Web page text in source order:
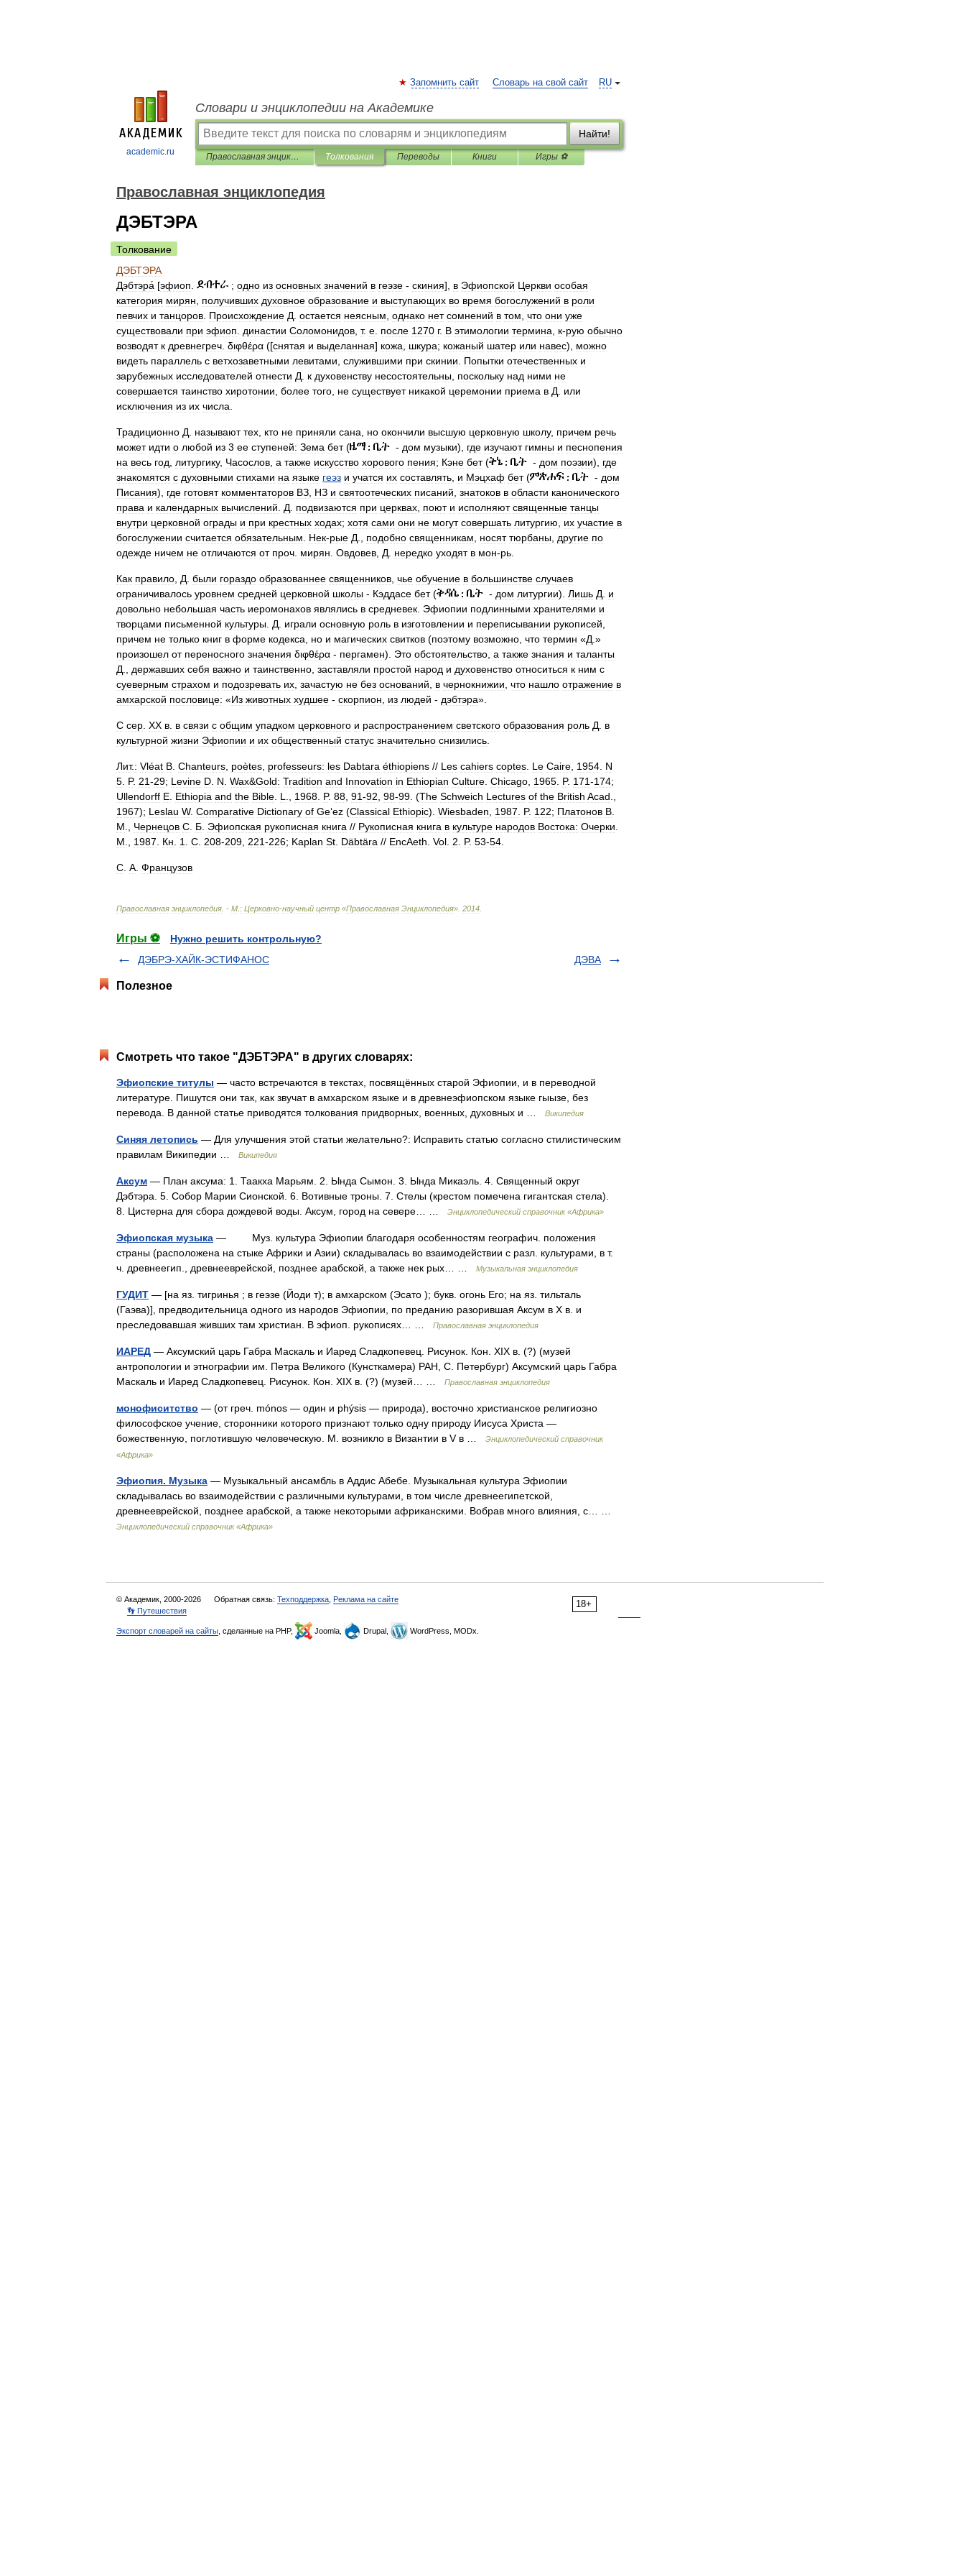
academic.ru
RU
Запомнить сайт Словарь на свой сайт
Словари и энциклопедии на Академике
Найти!
Православная энциклопедия Толкования Переводы Книги Игры ⚽
Православная энциклопедия
ДЭБТЭРА
Толкование
ДЭБТЭРА
Дэбтэра́ [эфиоп ; одно из основных значений в геэзе - скиния], в Эфиопской Церкви особая
категория мирян получивших духовное образование и выступающих во время богослужений в роли
певчих и танцоров Происхождение Д остается неясным однако нет сомнений в том что они уже
существовали при эфиоп династии Соломонидов т. е после 1270 г. В этимологии термина к-рую обычно
возводят к древнегреч διφθέρα ([снятая и выделанная] кожа шкура; кожаный шатер или навес), можно
видеть параллель с ветхозаветными левитами служившими при скинии Попытки отечественных и
зарубежных исследователей отнести Д к духовенству несостоятельны поскольку над ними не
совершается таинство хиротонии более того не существует никакой церемонии приема в Д или
исключения из их числа
Традиционно Д называют тех кто не приняли сана но окончили высшую церковную школу, причем речь
может идти о любой из 3 ее ступеней: Зема бет( - дом музыки), где изучают гимны и песнопения
на весь год литургику, Часослов а также искусство хорового пения; Кэне бет( - дом поэзии), где
знакомятся с духовными стихами на языке геэз и учатся их составлять и Мэцхаф бет( - дом
Писания), где готовят комментаторов ВЗ НЗ и святоотеческих писаний знатоков в области канонического
права и календарных вычислений Д подвизаются при церквах поют и исполняют священные танцы
внутри церковной ограды и при крестных ходах; хотя сами они не могут совершать литургию их участие в
богослужении считается обязательным Нек-рые Д подобно священникам носят тюрбаны другие по
одежде ничем не отличаются от проч мирян Овдовев Д нередко уходят в мон-рь
Как правило Д были гораздо образованнее священников чье обучение в большинстве случаев
ограничивалось уровнем средней церковной школы - Кэддасе бет( - дом литургии). Лишь Д и
довольно небольшая часть иеромонахов являлись в средневек Эфиопии подлинными хранителями и
творцами письменной культуры Д играли основную роль в изготовлении и переписывании рукописей
причем не только книг в форме кодекса но и магических свитков (поэтому возможно что термин «Д .»
произошел от переносного значения διφθέρα - пергамен). Это обстоятельство а также знания и таланты
Д
державших себя важно и таинственно заставляли простой народ и духовенство относиться к ним с
суеверным страхом и подозревать их зачастую не без оснований в чернокнижии что нашло отражение в
амхарской пословице: «Из животных худшее - скорпион из людей - дэбтэра».
С сер XX в в связи с общим упадком церковного и распространением светского образования роль Д в
культурной жизни Эфиопии и их общественный статус значительно снизились
Лит.: Vléat B Chanteurs poètes professeurs: les Dabtara éthiopiens // Les cahiers coptes Le Caire 1954 N
5 P. 21-29; Levine D N Wax&Gold: Tradition and Innovation in Ethiopian Culture Chicago 1965 P. 171-174;
Ullendorff E Ethiopia and the Bible L 1968 P. 88 91-92 98-99 . (The Schweich Lectures of the British Acad
1967); Leslau W. Comparative Dictionary of Ge‘ez (Classical Ethiopic). Wiesbaden 1987 P. 122; Платонов В
М
Чернецов С Б Эфиопская рукописная книга // Рукописная книга в культуре народов Востока: Очерки
М
1987 Кн 1 С 208-209 221-226; Kaplan St Däbtära // EncAeth Vol 2 P. 53-54
С А Французов
Православная энциклопедия . - М : Церковно-научный центр «Православная Энциклопедия» 2014
Игры ⚽
Нужно решить контрольную?
ДЭБРЭ-ХАЙК-ЭСТИФАНОС
ДЭВА
Полезное
Смотреть что такое "ДЭБТЭРА" в других словарях:
Эфиопские титулы — часто встречаются в текстах, посвящённых старой Эфиопии, и в переводной
литературе. Пишутся они так, как звучат в амхарском языке и в древнеэфиопском языке гыызе, без
перевода. В данной статье приводятся толкования придворных, военных, духовных и …
Википедия
Синяя летопись — Для улучшения этой статьи желательно?: Исправить статью согласно стилистическим
правилам Википедии …
Википедия
Аксум — План аксума: 1. Таакха Марьям. 2. Ында Сымон. 3. Ында Микаэль. 4. Священный округ
Дэбтэра. 5. Собор Марии Сионской. 6. Вотивные троны. 7. Стелы (крестом помечена гигантская стела).
8. Цистерна для сбора дождевой воды. Аксум, город на севере… …
Энциклопедический справочник «Африка»
Эфиопская музыка — Муз. культура Эфиопии благодаря особенностям географич. положения
страны (расположена на стыке Африки и Азии) складывалась во взаимодействии с разл. культурами, в т.
ч. древнеегип., древнееврейской, позднее арабской, а также нек рых… …
Музыкальная энциклопедия
ГУДИТ — [на яз. тигринья ; в геэзе (Йоди т); в амхарском (Эсато ); букв. огонь Его; на яз. тильталь
(Гаэва)], предводительница одного из народов Эфиопии, по преданию разорившая Аксум в X в. и
преследовавшая живших там христиан. В эфиоп. рукописях… …
Православная энциклопедия
ИАРЕД — Аксумский царь Габра Маскаль и Иаред Сладкопевец. Рисунок. Кон. XIX в. (?) (музей
антропологии и этнографии им. Петра Великого (Кунсткамера) РАН, С. Петербург) Аксумский царь Габра
Маскаль и Иаред Сладкопевец. Рисунок. Кон. XIX в. (?) (музей… …
Православная энциклопедия
монофиситство — (от греч. mónos — один и phýsis — природа), восточно христианское религиозно
философское учение, сторонники которого признают только одну природу Иисуса Христа —
божественную, поглотившую человеческую. М. возникло в Византии в V в …
Энциклопедический справочник
«Африка»
Эфиопия. Музыка — Музыкальный ансамбль в Аддис Абебе. Музыкальная культура Эфиопии
складывалась во взаимодействии с различными культурами, в том числе древнеегипетской,
древнееврейской, позднее арабской, а также некоторыми африканскими. Вобрав много влияния, с… …
Энциклопедический справочник «Африка»
18+
© Академик, 2000-2026 Обратная связь: Техподдержка Реклама на сайте
👣 Путешествия
Экспорт словарей на сайты , сделанные на PHP, Joomla, Drupal, WordPress, MODx.